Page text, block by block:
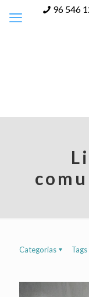
96 546
Categorias Tags